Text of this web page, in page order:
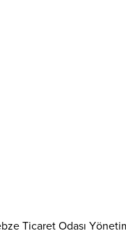
Ticaret Odası